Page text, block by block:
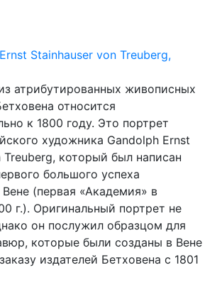
атрибутированных живописных
относится
к 1800 году. Это портрет
художника Gandolph Ernst
Treuberg, который был написан
большого успеха
(первая «Академия» в
г.). Оригинальный портрет не
он послужил образцом для
которые были созданы в Вене
издателей Бетховена с 1801